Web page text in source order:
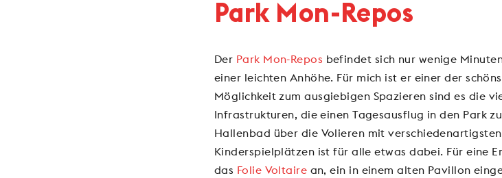
Park Mon-Repos
Der Park Mon-Repos befindet sich nur wenige
einer leichten Anhöhe. Für mich ist er einer der
Möglichkeit zum ausgiebigen Spazieren sind es die
Infrastrukturen, die einen Tagesausflug in den Park
Hallenbad über die Volieren mit
Kinderspielplätzen ist für alle etwas dabei. Für eine
das Folie Voltaire an, ein in einem alten Pavillon